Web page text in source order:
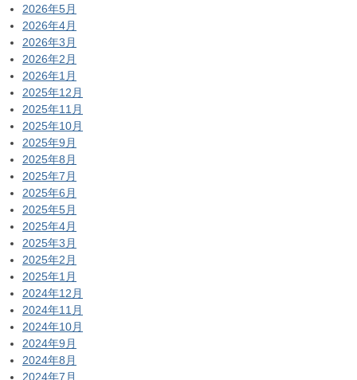
2026年5月
2026年4月
2026年3月
2026年2月
2026年1月
2025年12月
2025年11月
2025年10月
2025年9月
2025年8月
2025年7月
2025年6月
2025年5月
2025年4月
2025年3月
2025年2月
2025年1月
2024年12月
2024年11月
2024年10月
2024年9月
2024年8月
2024年7月